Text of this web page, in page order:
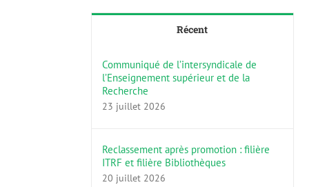
Récent
Communiqué de l’intersyndicale de
l’Enseignement supérieur et de la
Recherche
23 juillet 2026
Reclassement après promotion : filière
ITRF et filière Bibliothèques
20 juillet 2026